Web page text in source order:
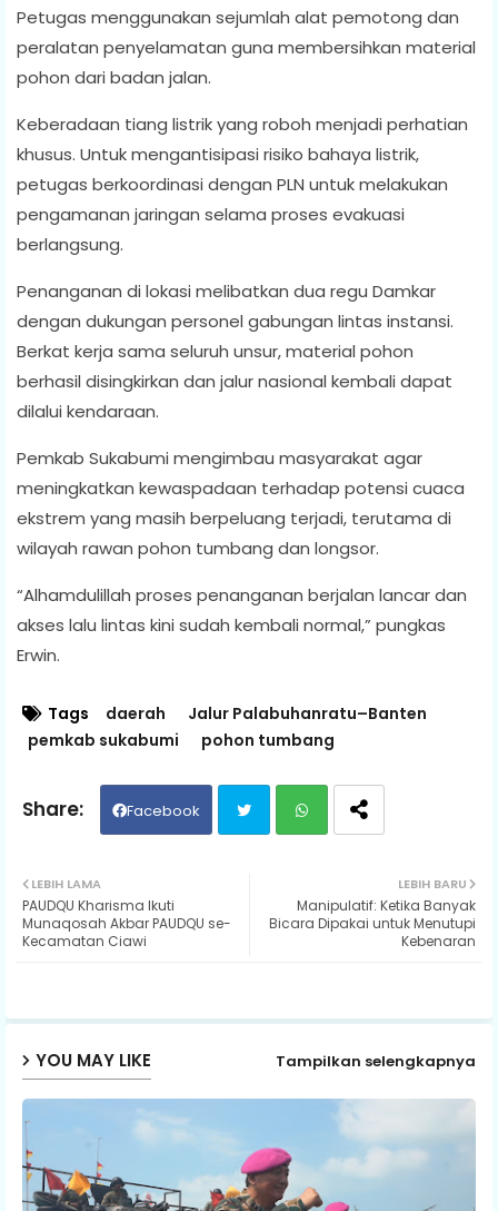
Petugas menggunakan sejumlah alat pemotong dan
peralatan penyelamatan guna membersihkan material
pohon dari badan jalan.
Keberadaan tiang listrik yang roboh menjadi perhatian
khusus. Untuk mengantisipasi risiko bahaya listrik,
petugas berkoordinasi dengan PLN untuk melakukan
pengamanan jaringan selama proses evakuasi
berlangsung.
Penanganan di lokasi melibatkan dua regu Damkar
dengan dukungan personel gabungan lintas instansi.
Berkat kerja sama seluruh unsur, material pohon
berhasil disingkirkan dan jalur nasional kembali dapat
dilalui kendaraan.
Pemkab Sukabumi mengimbau masyarakat agar
meningkatkan kewaspadaan terhadap potensi cuaca
ekstrem yang masih berpeluang terjadi, terutama di
wilayah rawan pohon tumbang dan longsor.
“Alhamdulillah proses penanganan berjalan lancar dan
akses lalu lintas kini sudah kembali normal,” pungkas
Erwin.
Tags daerah
Jalur Palabuhanratu–Banten
pemkab sukabumi
pohon tumbang
Facebook
ats
LEBIH BARU
Manipulatif: Ketika Banyak
Bicara Dipakai untuk Menutupi
Kebenaran
LEBIH LAMA
PAUDQU Kharisma Ikuti
Munaqosah Akbar PAUDQU se-
Kecamatan Ciawi
YOU MAY LIKE Tampilkan selengkapnya